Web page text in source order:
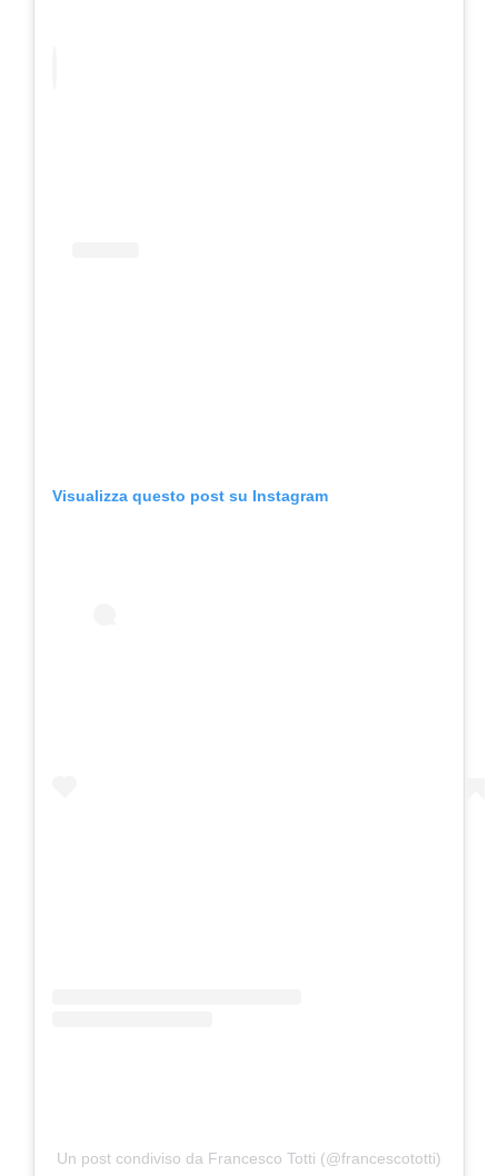
Visualizza questo post su Instagram
Un post condiviso da Francesco Totti (@francescototti)